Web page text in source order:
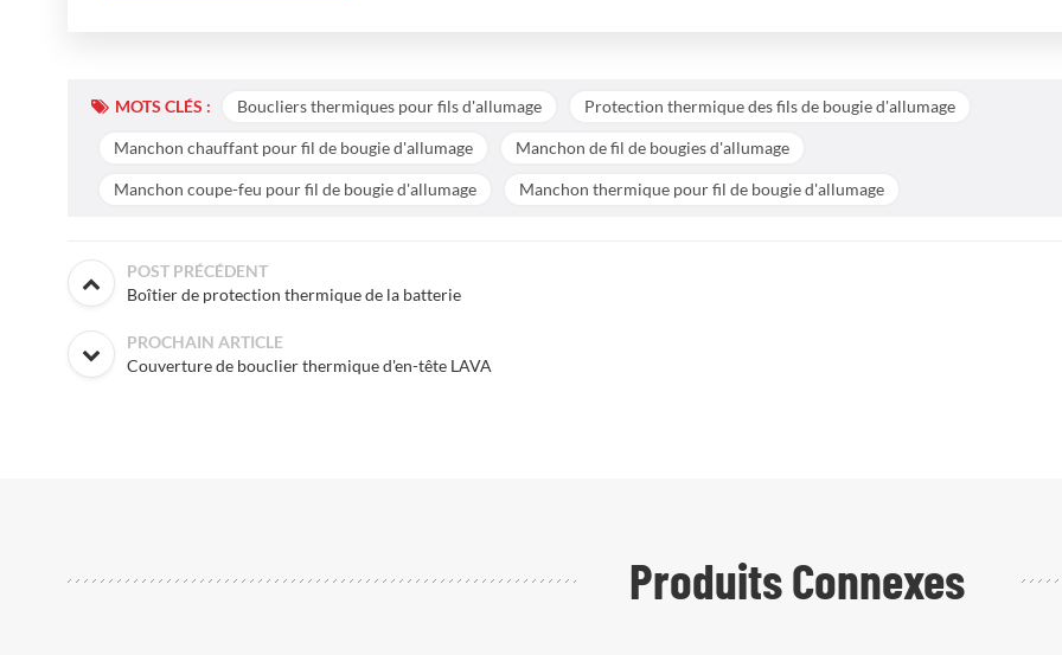
MOTS CLÉS : Boucliers thermiques pour fils d'allumage Protection thermique des fils de bougie d'allumage
Manchon chauffant pour fil de bougie d'allumage Manchon de fil de bougies d'allumage
Manchon coupe-feu pour fil de bougie d'allumage Manchon thermique pour fil de bougie d'allumage
POST PRÉCÉDENT
Boîtier de protection thermique de la batterie
PROCHAIN ARTICLE
Couverture de bouclier thermique d'en-tête LAVA
Produits Connexes